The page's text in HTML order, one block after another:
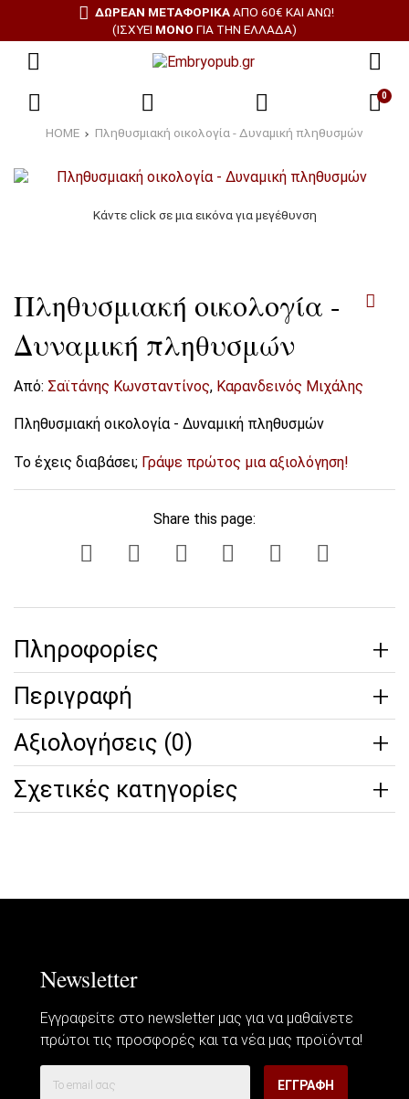
ΔΩΡΕΑΝ ΜΕΤΑΦΟΡΙΚΑΑΠΌ 60€ ΚΑΙ ΆΝΩ!
(ΙΣΧΎΕΙ ΜΌΝΟ ΓΙΑ ΤΗΝ ΕΛΛΆΔΑ)
0
HOME Πληθυσμιακή οικολογία - Δυναμική πληθυσμών
Κάντε click σε μια εικόνα για μεγέθυνση
Πληθυσμιακή οικολογία -
Δυναμική πληθυσμών
Από: Σαϊτάνης Κωνσταντίνος, Καρανδεινός Μιχάλης
Πληθυσμιακή οικολογία - Δυναμική πληθυσμών
Το έχεις διαβάσει; Γράψε πρώτος μια αξιολόγηση!
Share this page:
Πληροφορίες
Περιγραφή
Αξιολογήσεις (0)
Σχετικές κατηγορίες
Newsletter
Εγγραφείτε στο newsletter μας για να μαθαίνετε
πρώτοι τις προσφορές και τα νέα μας προϊόντα!
ΕΓΓΡΑΦΉ